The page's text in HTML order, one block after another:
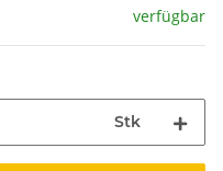
verfügbar
Stk